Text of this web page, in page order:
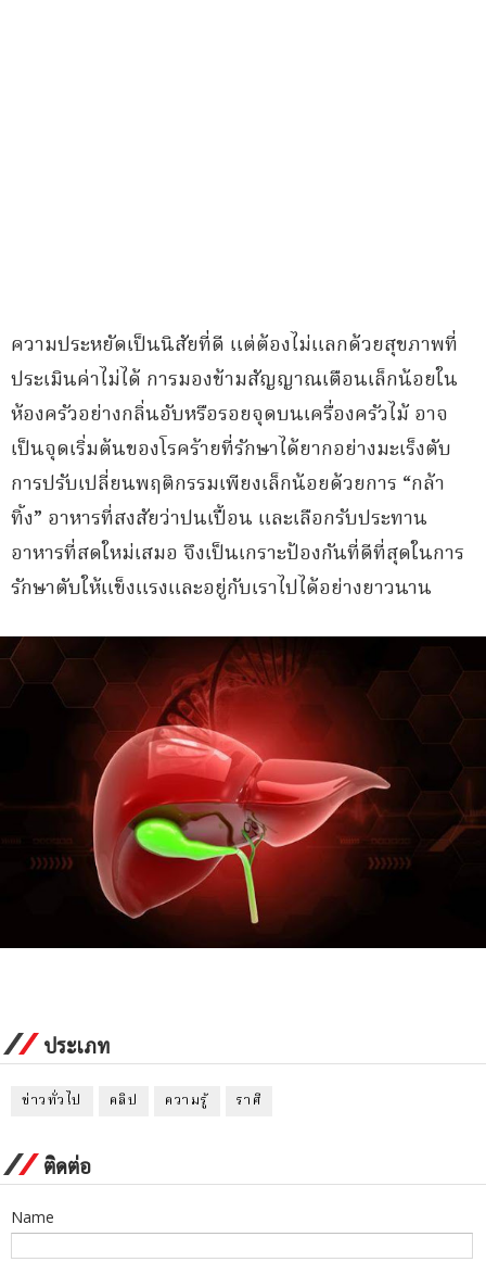
ความประหยัดเป็นนิสัยที่ดี แต่ต้องไม่แลกด้วยสุขภาพที่
ประเมินค่าไม่ได้ การมองข้ามสัญญาณเตือนเล็กน้อยใน
ห้องครัวอย่างกลิ่นอับหรือรอยจุดบนเครื่องครัวไม้ อาจ
เป็นจุดเริ่มต้นของโรคร้ายที่รักษาได้ยากอย่างมะเร็งตับ
การปรับเปลี่ยนพฤติกรรมเพียงเล็กน้อยด้วยการ “กล้า
ทิ้ง” อาหารที่สงสัยว่าปนเปื้อน และเลือกรับประทาน
อาหารที่สดใหม่เสมอ จึงเป็นเกราะป้องกันที่ดีที่สุดในการ
รักษาตับให้แข็งแรงและอยู่กับเราไปได้อย่างยาวนาน
ประเภท
ข่าวทั่วไป คลิป ความรู้ ราศี
ติดต่อ
Name